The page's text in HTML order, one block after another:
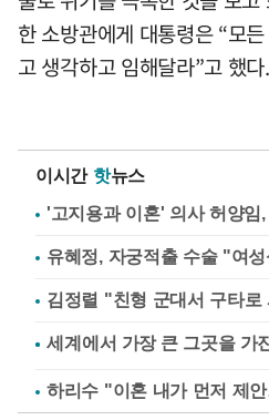
한 소방관에게 대통령은 “모
고 생각하고 임해달라”고 했다.
이시간 핫뉴스
'고지용과 이혼' 의사 허양임
유혜정, 자궁적출 수술 "여
김정렬 "친형 군대서 구타
하리수 "이혼 내가 먼저 제